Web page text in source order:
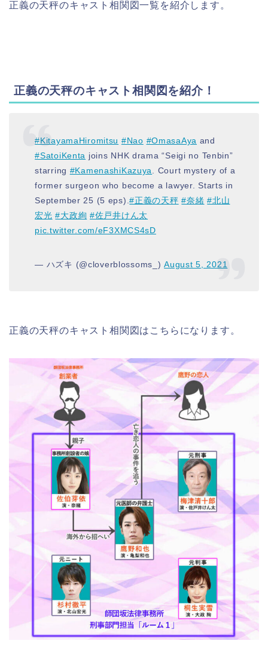
正義の天秤のキャスト相関図一覧を紹介します。
正義の天秤のキャスト相関図を紹介！
#KitayamaHiromitsu #Nao #OmasaAya and
#SatoiKenta joins NHK drama “Seigi no Tenbin”
starring #KamenashiKazuya
. Court mystery of a
former surgeon who become a lawyer. Starts in
September 25 (5 eps).#正義の天秤 #奈緒 #北山
宏光 #大政絢 #佐戸井けん太
pic.twitter.com/eF3XMCS4sD
— ハズキ (@cloverblossoms_)August 5, 2021
正義の天秤のキャスト相関図はこちらになります。